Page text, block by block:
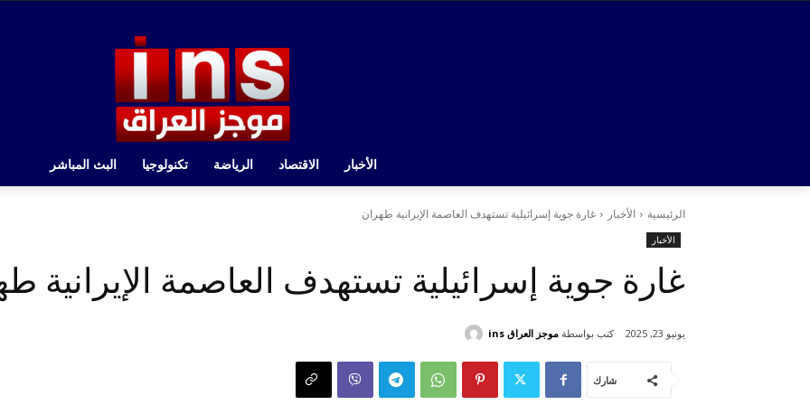
الأخبار الاقتصاد الرياضة تكنولوجيا البث المباشر
الرئيسية الأخبار غارة جوية إسرائيلية تستهدف العاصمة الإيرانية طهران
الأخبار
غارة جوية إسرائيلية تستهدف العاصمة الإيرانية
يونيو 23, 2025 كتب بواسطة موجز العراق ins
شارك